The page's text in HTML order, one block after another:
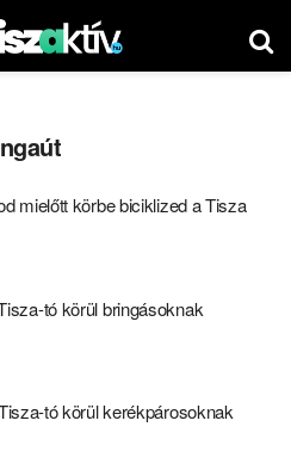
mielőtt körbe biciklized a Tisza
tó körül bringásoknak
tó körül kerékpárosoknak